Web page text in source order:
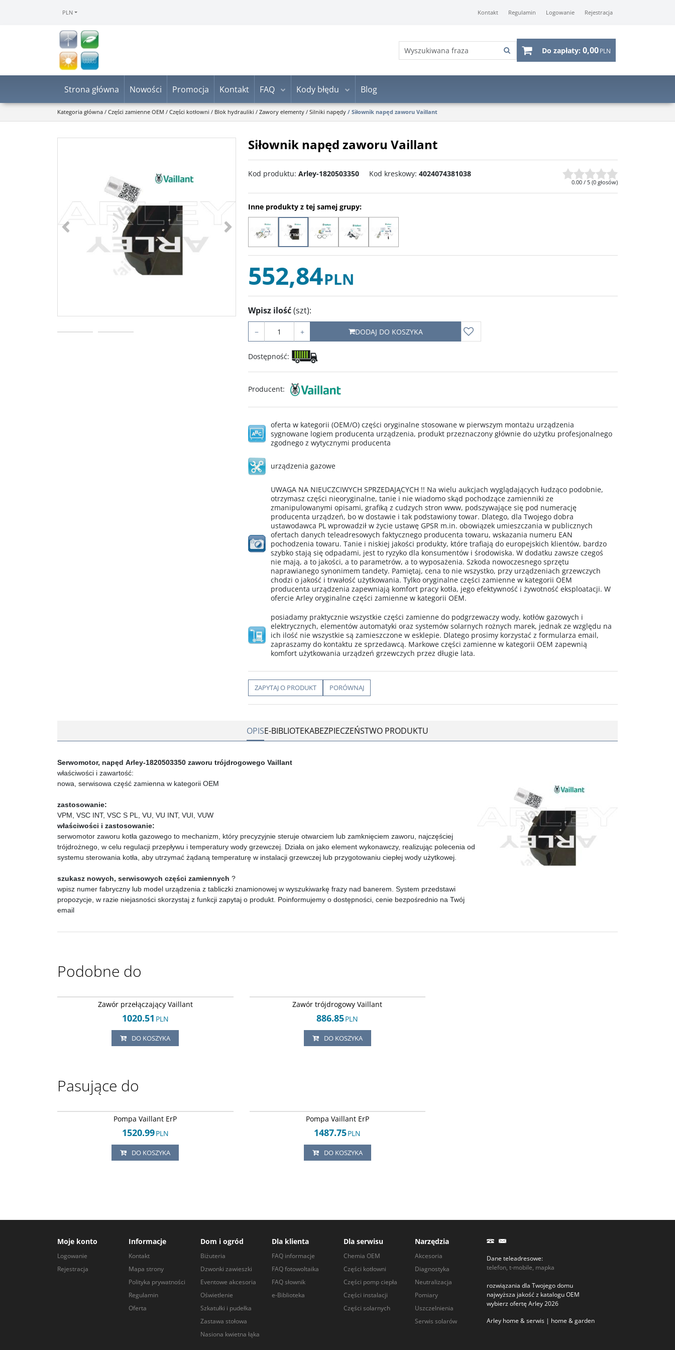
PLN Kontakt Regulamin Logowanie Rejestracja
Do zapłaty: 0,00PLN
Strona główna Nowości Promocja Kontakt FAQ Kody błędu Blog
Kategoria główna / Części zamienne OEM / Części kotłowni / Blok hydrauliki / Zawory elementy / Silniki napędy / Siłownik napęd zaworu Vaillant
<
Siłownik napęd zaworu Vaillant
Kod produktu: Arley-1820503350 Kod kreskowy: 4024074381038
0.00 / 5 (0 głosów)
Inne produkty z tej samej grupy:
552,84PLN
Wpisz ilość(szt):
− + DODAJ DO KOSZYKA
Dostępność:
Producent:
oferta w kategorii (OEM/O) części oryginalne stosowane w pierwszym montażu urządzenia
sygnowane logiem producenta urządzenia, produkt przeznaczony głównie do użytku profesjonalnego
zgodnego z wytycznymi producenta
urządzenia gazowe
UWAGA NA NIEUCZCIWYCH SPRZEDAJĄCYCH !! Na wielu aukcjach wyglądających łudząco podobnie,
otrzymasz części nieoryginalne, tanie i nie wiadomo skąd pochodzące zamienniki ze
zmanipulowanymi opisami, grafiką z cudzych stron www, podszywające się pod numerację
producenta urządzeń, bo w dostawie i tak podstawiony towar. Dlatego, dla Twojego dobra
ustawodawca PL wprowadził w życie ustawę GPSR m.in. obowiązek umieszczania w publicznych
ofertach danych teleadresowych faktycznego producenta towaru, wskazania numeru EAN
pochodzenia towaru. Tanie i niskiej jakości produkty, które trafiają do europejskich klientów, bardzo
szybko stają się odpadami, jest to ryzyko dla konsumentów i środowiska. W dodatku zawsze czegoś
nie mają, a to jakości, a to parametrów, a to wyposażenia. Szkoda nowoczesnego sprzętu
naprawianego synonimem tandety. Pamiętaj, cena to nie wszystko, przy urządzeniach grzewczych
chodzi o jakość i trwałość użytkowania. Tylko oryginalne części zamienne w kategorii OEM
producenta urządzenia zapewniają komfort pracy kotła, jego efektywność i żywotność eksploatacji. W
ofercie Arley oryginalne części zamienne w kategorii OEM.
posiadamy praktycznie wszystkie części zamienne do podgrzewaczy wody, kotłów gazowych i
elektrycznych, elementów automatyki oraz systemów solarnych rożnych marek, jednak ze względu na
ich ilość nie wszystkie są zamieszczone w esklepie. Dlatego prosimy korzystać z formularza email,
zapraszamy do kontaktu ze sprzedawcą. Markowe części zamienne w kategorii OEM zapewnią
komfort użytkowania urządzeń grzewczych przez długie lata.
ZAPYTAJ O PRODUKT PORÓWNAJ
OPISE-BIBLIOTEKABEZPIECZEŃSTWO PRODUKTU
Serwomotor, napęd Arley-1820503350 zaworu trójdrogowego Vaillant
właściwości i zawartość:
nowa, serwisowa część zamienna w kategorii OEM
zastosowanie:
VPM, VSC INT, VSC S PL, VU, VU INT, VUI, VUW
właściwości i zastosowanie:
serwomotor zaworu kotła gazowego to mechanizm, który precyzyjnie steruje otwarciem lub zamknięciem zaworu, najczęściej
trójdrożnego, w celu regulacji przepływu i temperatury wody grzewczej. Działa on jako element wykonawczy, realizując polecenia od
systemu sterowania kotła, aby utrzymać żądaną temperaturę w instalacji grzewczej lub przygotowaniu ciepłej wody użytkowej.
szukasz nowych, serwisowych części zamiennych ?
wpisz numer fabryczny lub model urządzenia z tabliczki znamionowej w wyszukiwarkę frazy nad banerem. System przedstawi
propozycje, w razie niejasności skorzystaj z funkcji zapytaj o produkt. Poinformujemy o dostępności, cenie bezpośrednio na Twój
email
Podobne do
Zawór przełączający Vaillant
1020.51 PLN
DO KOSZYKA
Zawór trójdrogowy Vaillant
886.85PLN
DO KOSZYKA
Pasujące do
Pompa Vaillant ErP
1520.99PLN
DO KOSZYKA
Pompa Vaillant ErP
1487.75PLN
DO KOSZYKA
Moje konto
Logowanie
Rejestracja
Informacje
Kontakt
Mapa strony
Polityka prywatności
Regulamin
Oferta
Dom i ogród
Biżuteria
Dzwonki zawieszki
Eventowe akcesoria
Oświetlenie
Szkatułki i pudełka
Zastawa stołowa
Nasiona kwietna łąka
Dla klienta
FAQ informacje
FAQ fotowoltaika
FAQ słownik
e-Biblioteka
Dla serwisu
Chemia OEM
Części kotłowni
Części pomp ciepła
Części instalacji
Części solarnych
Narzędzia
Akcesoria
Diagnostyka
Neutralizacja
Pomiary
Uszczelnienia
Serwis solarów
Dane teleadresowe:
telefon, t-mobile, mapka
rozwiązania dla Twojego domu
najwyższa jakość z katalogu OEM
wybierz ofertę Arley 2026
Arley home & serwis | home & garden